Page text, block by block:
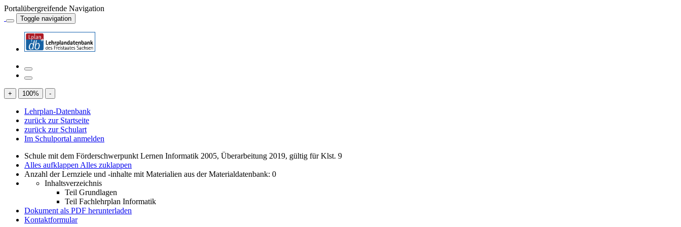
Portalübergreifende Navigation
Toggle navigation
+ 100% -
Lehrplan-Datenbank
zurück zur Startseite
zurück zur Schulart
Im Schulportal anmelden
Schule mit dem Förderschwerpunkt Lernen Informatik 2005, Überarbeitung 2019, gültig für Klst. 9
Alles aufklappen Alles zuklappen
Anzahl der Lernziele und -inhalte mit Materialien aus der Materialdatenbank: 0
Inhaltsverzeichnis
Teil Grundlagen
Teil Fachlehrplan Informatik
Dokument als PDF herunterladen
Kontaktformular